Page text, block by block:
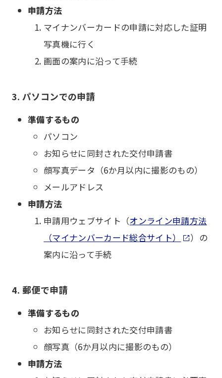
申請方法
マイナンバーカードの申請に対応した証明
写真機に行く
画面の案内に沿って手続
3. パソコンでの申請
準備するもの
パソコン
お知らせに同封された交付申請書
顔写真データ（6か月以内に撮影のもの）
メールアドレス
申請方法
申請用ウェブサイト（オンライン申請方法
（マイナンバーカード総合サイト）
）の
案内に沿って手続
4. 郵便で申請
準備するもの
お知らせに同封された交付申請書
顔写真（6か月以内に撮影のもの）
申請方法